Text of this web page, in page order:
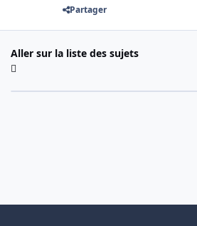
Partager
Aller sur la liste des sujets